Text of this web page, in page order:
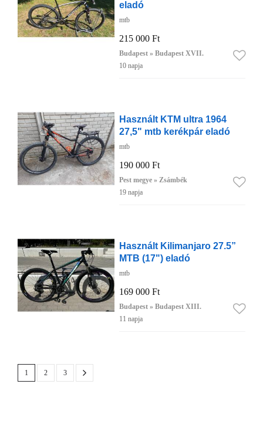
eladó
mtb
215 000 Ft
Budapest » Budapest XVII.
10 napja
Használt KTM ultra 1964
27,5" mtb kerékpár eladó
mtb
190 000 Ft
Pest megye » Zsámbék
19 napja
Használt Kilimanjaro 27.5”
MTB (17") eladó
mtb
169 000 Ft
Budapest » Budapest XIII.
11 napja
1 2 3